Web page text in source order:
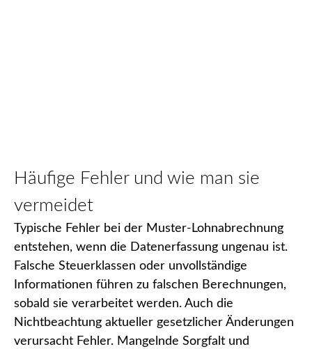
Häufige Fehler und wie man sie
vermeidet
Typische Fehler bei der Muster-Lohnabrechnung
entstehen, wenn die Datenerfassung ungenau ist.
Falsche Steuerklassen oder unvollständige
Informationen führen zu falschen Berechnungen,
sobald sie verarbeitet werden. Auch die
Nichtbeachtung aktueller gesetzlicher Änderungen
verursacht Fehler. Mangelnde Sorgfalt und